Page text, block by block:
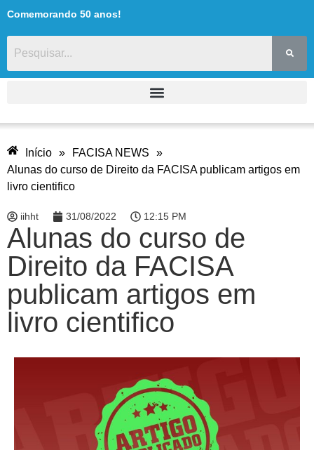
Comemorando 50 anos!
Início » FACISA NEWS
»
Alunas do curso de Direito da FACISA publicam artigos em
livro cientifico
iihht 31/08/2022 12:15 PM
Alunas do curso de
Direito da FACISA
publicam artigos em
livro cientifico